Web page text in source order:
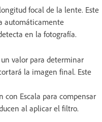
focal de la lente. Este
automáticamente
en la fotografía.
un valor para determinar
la imagen final. Este
con Escala para compensar
al aplicar el filtro.